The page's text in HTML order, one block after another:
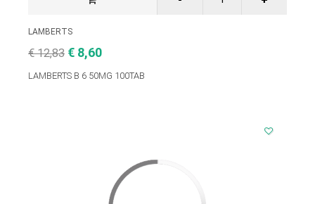
LAMBERTS
€ 12,83 € 8,60
LAMBERTS B 6 50MG 100TAB